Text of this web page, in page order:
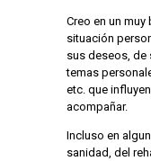
Creo en un
situación
sus deseos,
temas
etc. que
acompañar.
Incluso en
sanidad, del